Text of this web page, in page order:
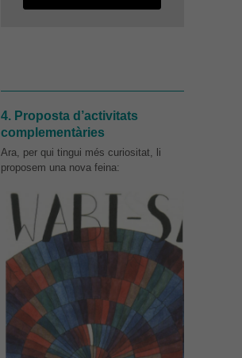
4. Proposta d’activitats
complementàries
Ara, per qui tingui més curiositat, li
proposem una nova feina: